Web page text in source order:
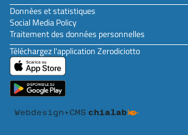
Données et statistiques
Social Media Policy
Traitement des données personnelles
Téléchargez l'application Zerodiciotto